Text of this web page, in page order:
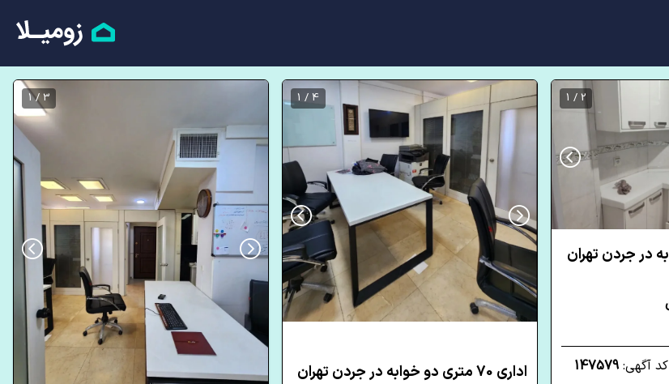
2 / 1
کد آگهی:147579
4 / 1
اداری 70 متری دو خوابه در جردن تهران
3 / 1